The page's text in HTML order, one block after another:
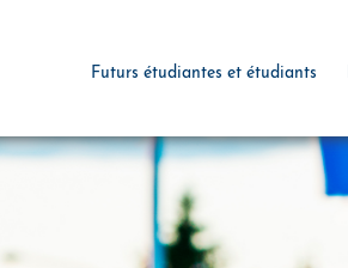
Futurs étudiantes et étudiants